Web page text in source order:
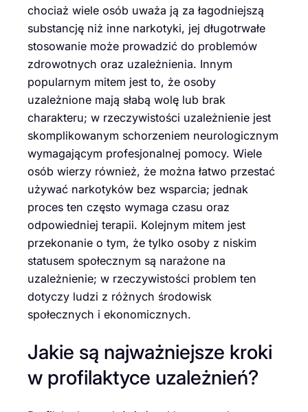
chociaż wiele osób uważa ją za łagodniejszą
substancję niż inne narkotyki, jej długotrwałe
stosowanie może prowadzić do problemów
zdrowotnych oraz uzależnienia. Innym
popularnym mitem jest to, że osoby
uzależnione mają słabą wolę lub brak
charakteru; w rzeczywistości uzależnienie jest
skomplikowanym schorzeniem neurologicznym
wymagającym profesjonalnej pomocy. Wiele
osób wierzy również, że można łatwo przestać
używać narkotyków bez wsparcia; jednak
proces ten często wymaga czasu oraz
odpowiedniej terapii. Kolejnym mitem jest
przekonanie o tym, że tylko osoby z niskim
statusem społecznym są narażone na
uzależnienie; w rzeczywistości problem ten
dotyczy ludzi z różnych środowisk
społecznych i ekonomicznych.
Jakie są najważniejsze kroki
w profilaktyce uzależnień?